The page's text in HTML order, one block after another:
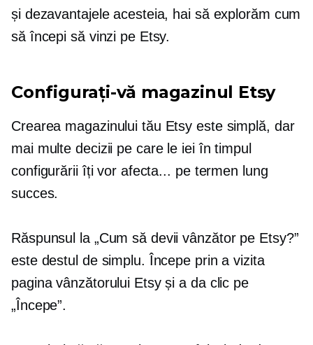
și dezavantajele acesteia, hai să explorăm cum
să începi să vinzi pe Etsy.
Configurați-vă magazinul Etsy
Crearea magazinului tău Etsy este simplă, dar
mai multe decizii pe care le iei în timpul
configurării îți vor afecta... pe termen lung
succes.
Răspunsul la „Cum să devii vânzător pe Etsy?”
este destul de simplu. Începe prin a vizita
pagina vânzătorului Etsy și a da clic pe
„Începe”.